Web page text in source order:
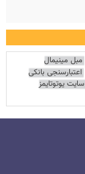
مبل مینیمال
اعتبارسنجی بانکی
سایت یوتوتایمز